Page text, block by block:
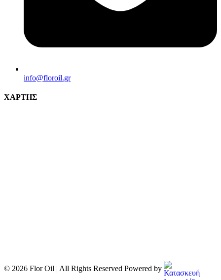
info@florοil.gr
ΧΑΡΤΗΣ
© 2026 Flor Oil | All Rights Reserved Powered by